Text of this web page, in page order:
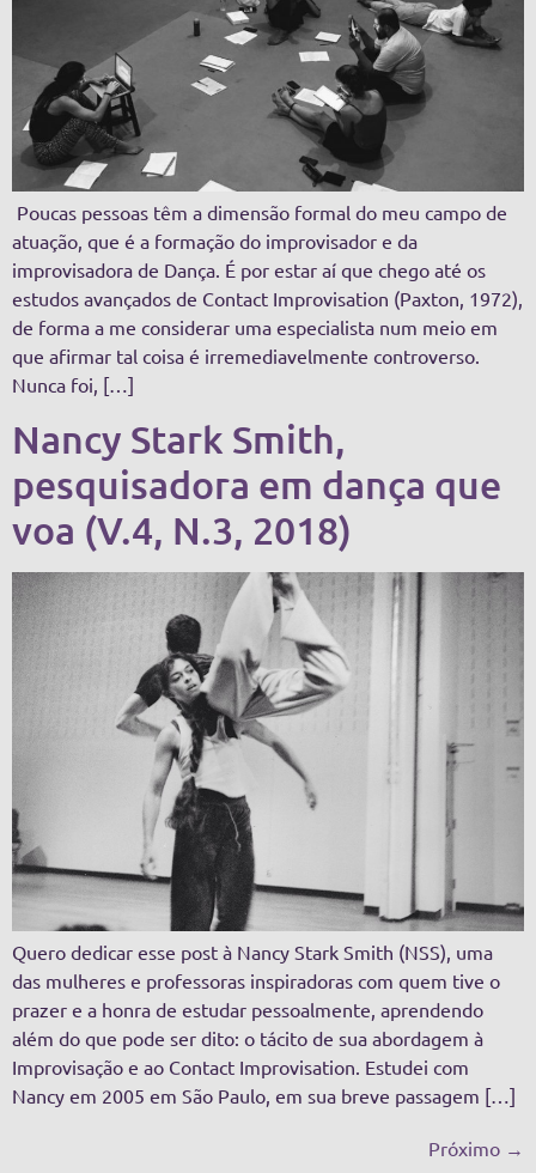
Poucas pessoas têm a dimensão formal do meu campo de
atuação, que é a formação do improvisador e da
improvisadora de Dança. É por estar aí que chego até os
estudos avançados de Contact Improvisation (Paxton, 1972),
de forma a me considerar uma especialista num meio em
que afirmar tal coisa é irremediavelmente controverso.
Nunca foi, […]
Nancy Stark Smith,
pesquisadora em dança que
voa (V.4, N.3, 2018)
Quero dedicar esse post à Nancy Stark Smith (NSS), uma
das mulheres e professoras inspiradoras com quem tive o
prazer e a honra de estudar pessoalmente, aprendendo
além do que pode ser dito: o tácito de sua abordagem à
Improvisação e ao Contact Improvisation. Estudei com
Nancy em 2005 em São Paulo, em sua breve passagem […]
Próximo →